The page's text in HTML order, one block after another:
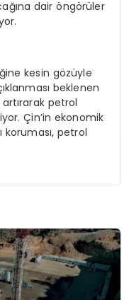
dair öngörüler
kesin gözüyle
beklenen
petrol
Çin’in ekonomik
petrol